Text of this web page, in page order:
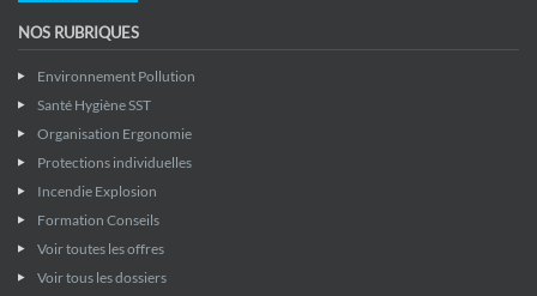
NOS RUBRIQUES
Environnement Pollution
Santé Hygiène SST
Organisation Ergonomie
Protections individuelles
Incendie Explosion
Formation Conseils
Voir toutes les offres
Voir tous les dossiers